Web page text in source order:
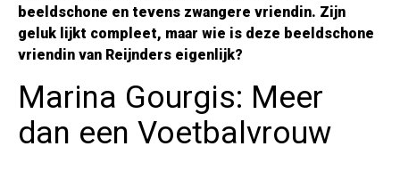
beeldschone en tevens zwangere vriendin. Zijn
geluk lijkt compleet, maar wie is deze beeldschone
vriendin van Reijnders eigenlijk?
Marina Gourgis: Meer
dan een Voetbalvrouw